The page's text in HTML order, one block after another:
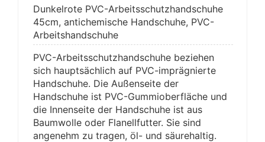
Dunkelrote PVC-Arbeitsschutzhandschuhe
45cm, antichemische Handschuhe, PVC-
Arbeitshandschuhe
PVC-Arbeitsschutzhandschuhe beziehen
sich hauptsächlich auf PVC-imprägnierte
Handschuhe. Die Außenseite der
Handschuhe ist PVC-Gummioberfläche und
die Innenseite der Handschuhe ist aus
Baumwolle oder Flanellfutter. Sie sind
angenehm zu tragen, öl- und säurehaltig.